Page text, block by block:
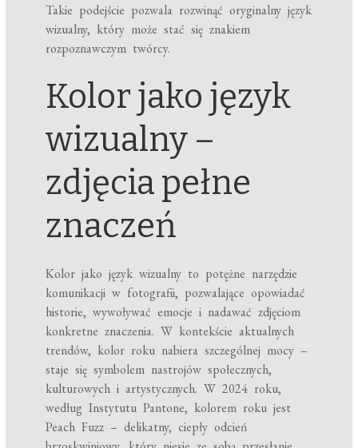
Takie podejście pozwala rozwinąć oryginalny język
wizualny, który może stać się znakiem
rozpoznawczym twórcy.
Kolor jako język
wizualny –
zdjęcia pełne
znaczeń
Kolor jako język wizualny to potężne narzędzie
komunikacji w fotografii, pozwalające opowiadać
historie, wywoływać emocje i nadawać zdjęciom
konkretne znaczenia. W kontekście aktualnych
trendów, kolor roku nabiera szczególnej mocy –
staje się symbolem nastrojów społecznych,
kulturowych i artystycznych. W 2024 roku,
według Instytutu Pantone, kolorem roku jest
Peach Fuzz – delikatny, ciepły odcień